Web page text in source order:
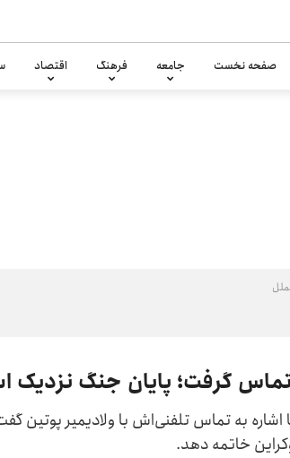
صفحه نخست جامعه فرهنگ اقتصاد
تماس گرفت؛ پایان جنگ نزدیک
اشاره به تماس تلفنی‌اش با ولادیمیر پوتین
خاتمه دهد.